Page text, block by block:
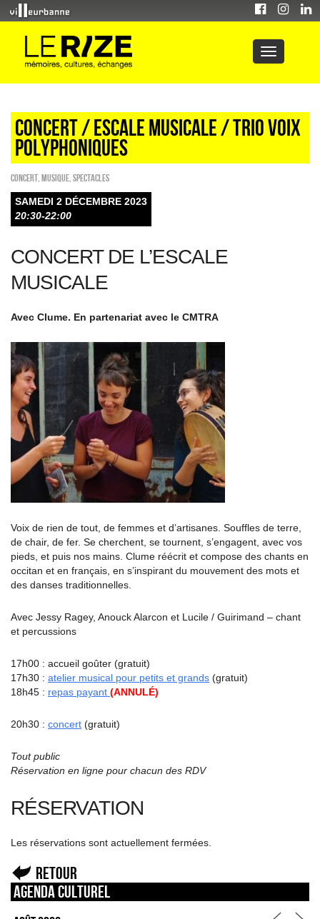
Concert / ESCALE MUSICALE / TRIO VOIX
POLYPHONIQUES
Concert Musique SPECTACLES
SAMEDI 2 DÉCEMBRE 2023
20:30-22:00
CONCERT DE L’ESCALE
MUSICALE
Avec Clume. En partenariat avec le CMTRA
Voix de rien de tout, de femmes et d’artisanes. Souffles de terre,
de chair, de fer. Se cherchent, se tournent, s’engagent, avec vos
pieds, et puis nos mains. Clume réécrit et compose des chants en
occitan et en français, en s’inspirant du mouvement des mots et
des danses traditionnelles.
Avec Jessy Ragey, Anouck Alarcon et Lucile / Guirimand – chant
et percussions
17h00 : accueil goûter (gratuit)
17h30 : atelier musical pour petits et grands (gratuit)
18h45 : repas payant (ANNULÉ)
20h30 : concert (gratuit)
Tout public
Réservation en ligne pour chacun des RDV
RÉSERVATION
Les réservations sont actuellement fermées.
Retour
Agenda culturel